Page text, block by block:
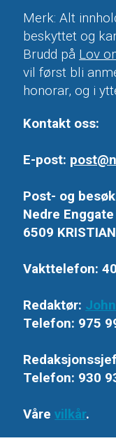
Merk: Alt
beskyttet og
Brudd på Lov
vil først bli
honorar, og i
Kontakt oss:
E-post:
Post- og
Nedre Enggate
6509
Vakttelefon:
Redaktør:
Telefon: 975
Telefon: 930
Vårevilkår.